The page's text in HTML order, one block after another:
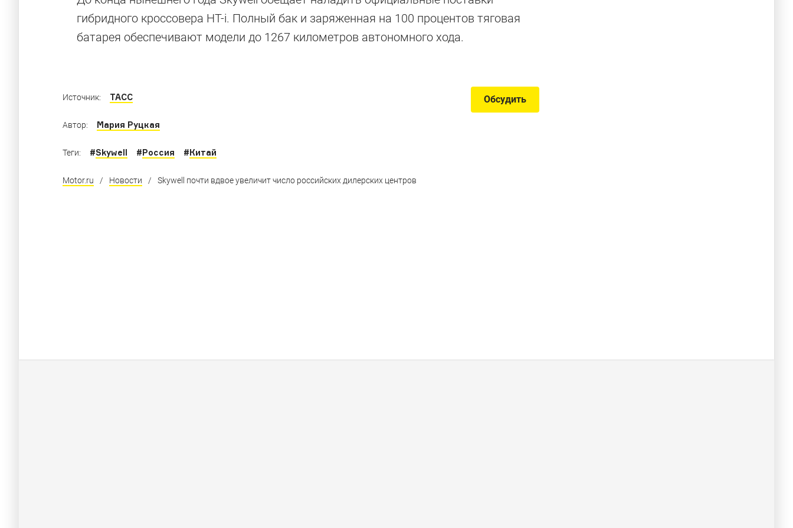
гибридного кроссовера HT-i. Полный бак и заряженная на 100 процентов тяговая
батарея обеспечивают модели до 1267 километров автономного хода.
Компактные электрокары, роскошные минивэны, рамные внедорожники и другие новинки из
Поднебесной
Обсудить
Источник: ТАСС
Автор: Мария Руцкая
Теги: #Skywell #Россия #Китай
Motor.ru / Новости / Skywell почти вдвое увеличит число российских дилерских центров